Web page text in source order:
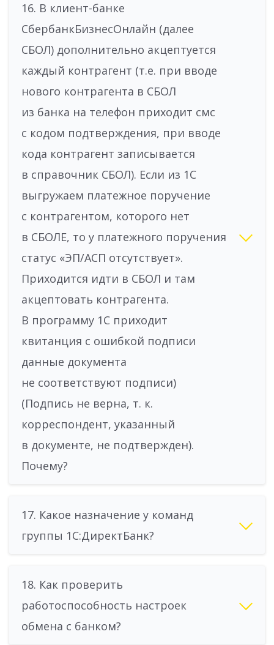
16. В клиент-банке
СбербанкБизнесОнлайн (далее
СБОЛ) дополнительно акцептуется
каждый контрагент (т.е. при вводе
нового контрагента в СБОЛ
из банка на телефон приходит смс
с кодом подтверждения, при вводе
кода контрагент записывается
в справочник СБОЛ). Если из 1С
выгружаем платежное поручение
с контрагентом, которого нет
в СБОЛЕ, то у платежного поручения
статус «ЭП/АСП отсутствует».
Приходится идти в СБОЛ и там
акцептовать контрагента.
В программу 1С приходит
квитанция с ошибкой подписи
данные документа
не соответствуют подписи)
(Подпись не верна, т. к.
корреспондент, указанный
в документе, не подтвержден).
Почему?
17. Какое назначение у команд
группы 1С:ДиректБанк?
18. Как проверить
работоспособность настроек
обмена с банком?